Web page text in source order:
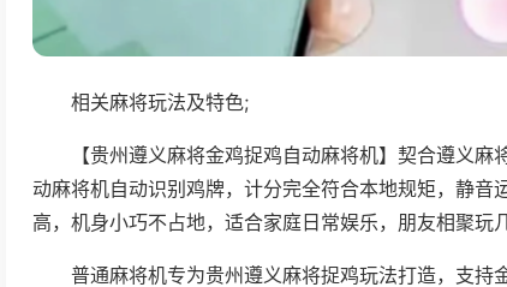
相关麻将玩法及特色;
【贵州遵义麻将金鸡捉鸡自动麻将机】契合遵义
动麻将机自动识别鸡牌，计分完全符合本地规矩，静音
高，机身小巧不占地，适合家庭日常娱乐，朋友相聚玩
普通麻将机专为贵州遵义麻将捉鸡玩法打造，支持